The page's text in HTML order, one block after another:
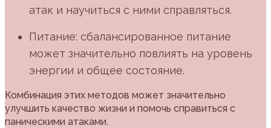
атак и научиться с ними справляться.
Питание: сбалансированное питание
может значительно повлиять на уровень
энергии и общее состояние.
Комбинация этих методов может значительно
улучшить качество жизни и помочь справиться с
паническими атаками.